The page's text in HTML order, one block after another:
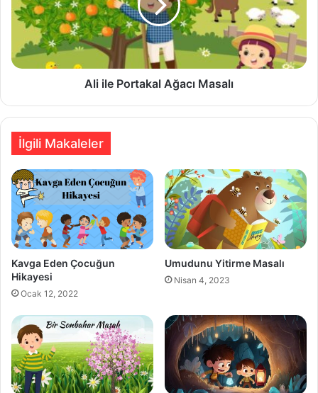
Masalı
Ali ile Portakal Ağacı Masalı
İlgili Makaleler
Kavga Eden Çocuğun
Hikayesi
Ocak 12, 2022
Umudunu Yitirme Masalı
Nisan 4, 2023